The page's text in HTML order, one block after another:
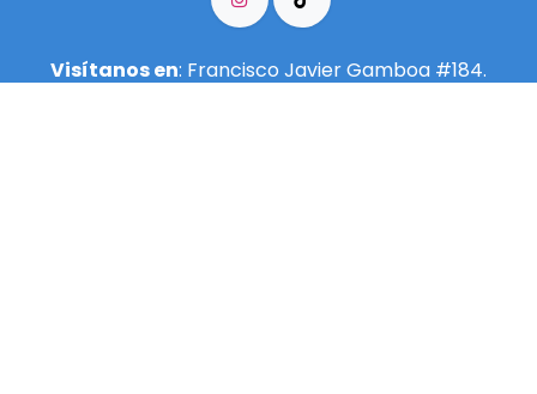
Visítanos en: Francisco Javier Gamboa #184.